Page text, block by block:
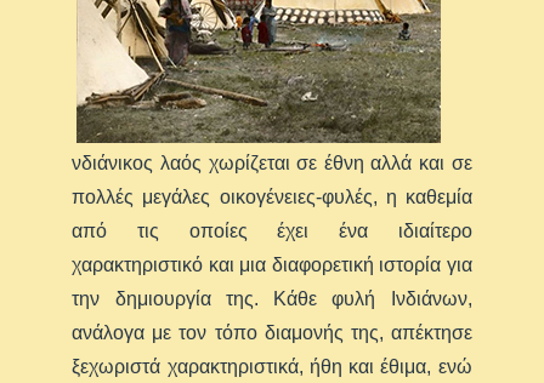
νδιάνικος λαός χωρίζεται σε έθνη αλλά και σε
πολλές μεγάλες οικογένειες-φυλές, η καθεμία
από τις οποίες έχει ένα ιδιαίτερο
χαρακτηριστικό και μια διαφορετική ιστορία για
την δημιουργία της. Κάθε φυλή Ινδιάνων,
ανάλογα με τον τόπο διαμονής της, απέκτησε
ξεχωριστά χαρακτηριστικά, ήθη και έθιμα, ενώ